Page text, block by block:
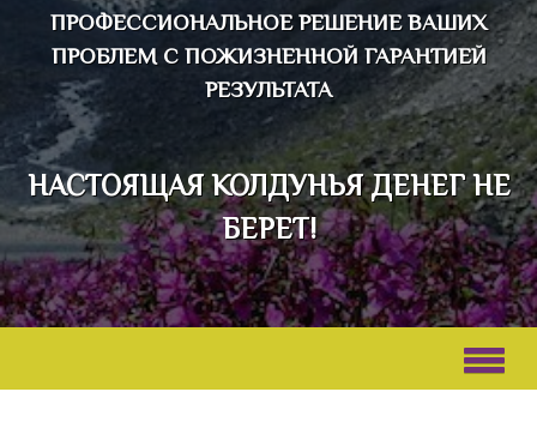
ПРОФЕССИОНАЛЬНОЕ РЕШЕНИЕ ВАШИХ
ПРОБЛЕМ С ПОЖИЗНЕННОЙ ГАРАНТИЕЙ
РЕЗУЛЬТАТА
НАСТОЯЩАЯ КОЛДУНЬЯ ДЕНЕГ НЕ
БЕРЕТ!